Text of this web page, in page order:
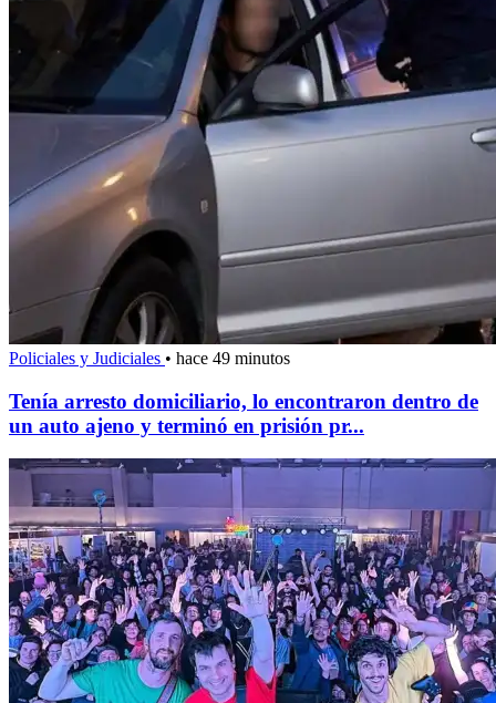
Policiales y Judiciales • hace 49 minutos
Tenía arresto domiciliario, lo encontraron dentro de
un auto ajeno y terminó en prisión pr...